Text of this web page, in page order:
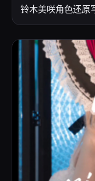
铃木美咲角色还原